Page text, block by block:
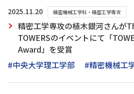
2025.11.20 精密機械工学科・精密工学専攻
精密工学専攻の植木銀河さんが
TOWERSのイベントにて「
Award」を受賞
#中央大学理工学部
#精密機械工